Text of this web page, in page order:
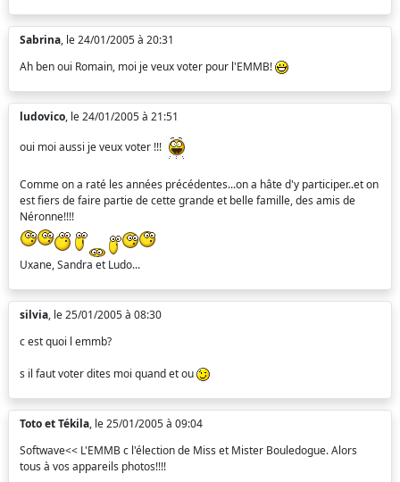
Sabrina, le 24/01/2005 à 20:31
Ah ben oui Romain, moi je veux voter pour l'EMMB!
ludovico, le 24/01/2005 à 21:51
oui moi aussi je veux voter !!!
Comme on a raté les années précédentes...on a hâte d'y participer..et on
est fiers de faire partie de cette grande et belle famille, des amis de
Néronne!!!!
Uxane, Sandra et Ludo...
silvia, le 25/01/2005 à 08:30
c est quoi l emmb?
s il faut voter dites moi quand et ou
Toto et Tékila, le 25/01/2005 à 09:04
Softwave<< L'EMMB c l'élection de Miss et Mister Bouledogue. Alors
tous à vos appareils photos!!!!